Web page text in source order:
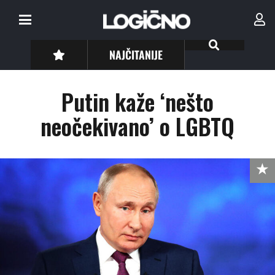
NAJČITANIJE
Putin kaže ‘nešto
neočekivano’ o LGBTQ